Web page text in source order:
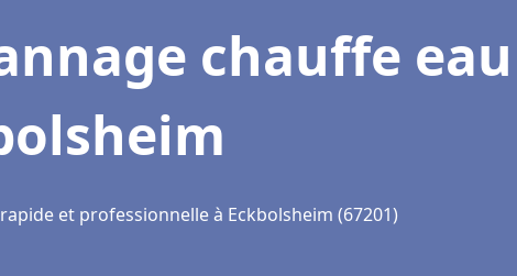
chauffe eau
et professionnelle à Eckbolsheim (67201)